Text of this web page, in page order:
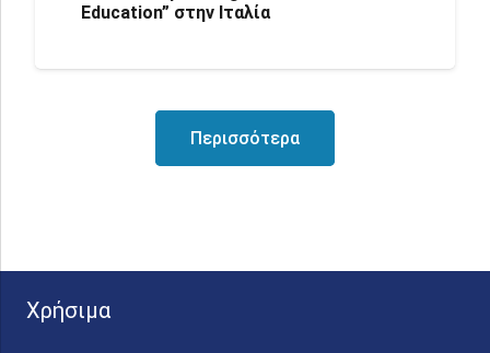
Education” στην Ιταλία
Περισσότερα
Χρήσιμα